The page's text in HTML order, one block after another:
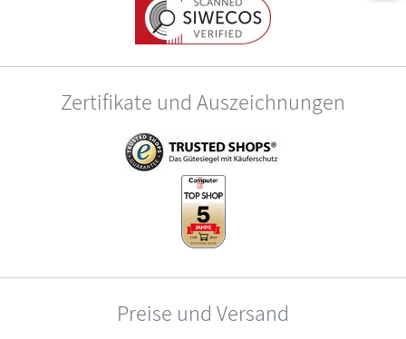
Zertifikate und Auszeichnungen
Preise und Versand